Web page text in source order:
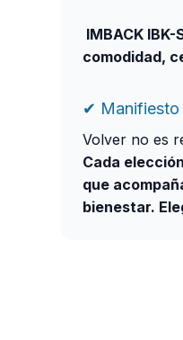
IMBACK
comodidad,
✔ Manifiesto
Volver no es
Cada
que
bienestar.